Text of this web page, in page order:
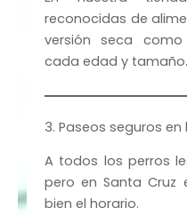
reconocidas de
versión seca
cada edad y tamaño.
3. Paseos seguros
A todos los perros
pero en Santa Cruz
bien el horario.